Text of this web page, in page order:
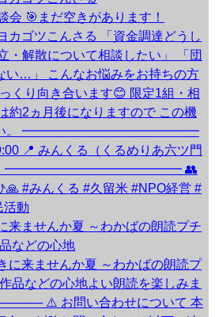
来ませんか夏 ～わかばの朗読プチ
などの心地